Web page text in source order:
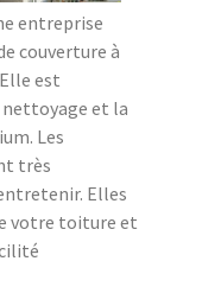
entreprise
couverture à
est
et la
Les
très
Elles
votre toiture et